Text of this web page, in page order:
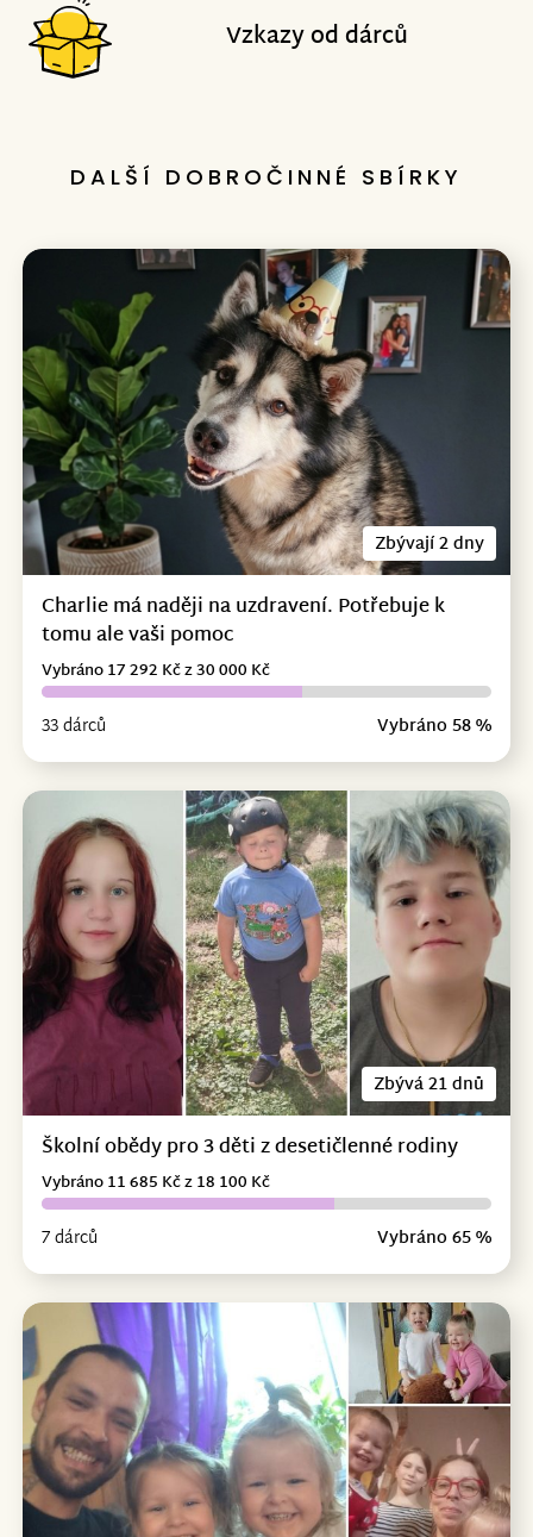
Vzkazy od dárců
DALŠÍ DOBROČINNÉ SBÍRKY
Zbývají 2 dny
Charlie má naději na uzdravení. Potřebuje k
tomu ale vaši pomoc
33 dárců Vybráno 58 %
Vybráno 17 292 Kč z 30 000 Kč
Zbývá 21 dnů
Školní obědy pro 3 děti z desetičlenné rodiny
7 dárců Vybráno 65 %
Vybráno 11 685 Kč z 18 100 Kč